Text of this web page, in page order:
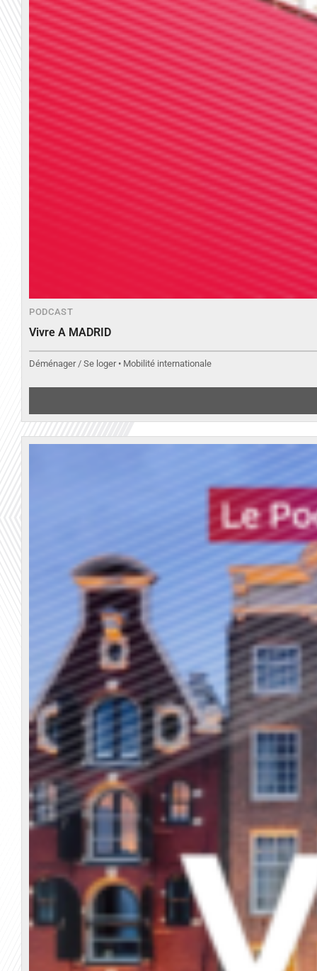
PODCAST
Vivre A MADRID
Déménager / Se loger • Mobilité internationale